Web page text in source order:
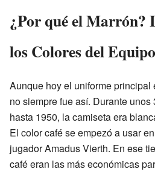
¿Por qué el Marrón?
los Colores del Equipo
Aunque hoy el uniforme principal
no siempre fue así. Durante
hasta 1950, la camiseta era
El color café se empezó a usar
jugador Amadus Vierth. En ese
café eran las más económicas